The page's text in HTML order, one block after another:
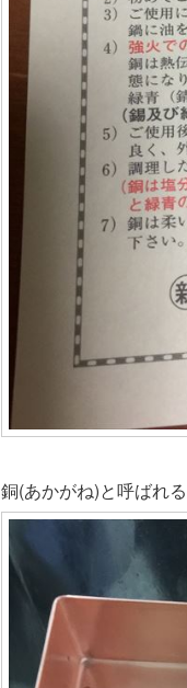
銅(あかがね)と呼ばれ